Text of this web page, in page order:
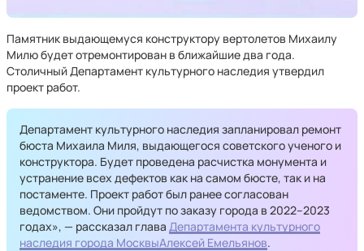
Памятник выдающемуся конструктору вертолетов Михаилу
Милю будет отремонтирован в ближайшие два года.
Столичный Департамент культурного наследия утвердил
проект работ.
Департамент культурного наследия запланировал ремонт
бюста Михаила Миля, выдающегося советского ученого и
конструктора. Будет проведена расчистка монумента и
устранение всех дефектов как на самом бюсте, так и на
постаменте. Проект работ был ранее согласован
ведомством. Они пройдут по заказу города в 2022–2023
годах», — рассказал глава Департамента культурного
наследия города МосквыАлексей Емельянов.